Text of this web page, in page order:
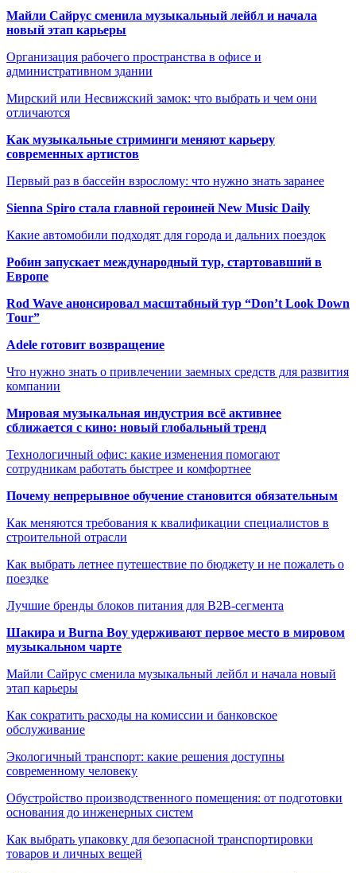
Майли Сайрус сменила музыкальный лейбл и начала
новый этап карьеры
Организация рабочего пространства в офисе и
административном здании
Мирский или Несвижский замок: что выбрать и чем они
отличаются
Как музыкальные стриминги меняют карьеру
современных артистов
Первый раз в бассейн взрослому: что нужно знать заранее
Sienna Spiro стала главной героиней New Music Daily
Какие автомобили подходят для города и дальних поездок
Робин запускает международный тур, стартовавший в
Европе
Rod Wave анонсировал масштабный тур “Don’t Look Down
Tour”
Adele готовит возвращение
Что нужно знать о привлечении заемных средств для развития
компании
Мировая музыкальная индустрия всё активнее
сближается с кино: новый глобальный тренд
Технологичный офис: какие изменения помогают
сотрудникам работать быстрее и комфортнее
Почему непрерывное обучение становится обязательным
Как меняются требования к квалификации специалистов в
строительной отрасли
Как выбрать летнее путешествие по бюджету и не пожалеть о
поездке
Лучшие бренды блоков питания для B2B-сегмента
Шакира и Burna Boy удерживают первое место в мировом
музыкальном чарте
Майли Сайрус сменила музыкальный лейбл и начала новый
этап карьеры
Как сократить расходы на комиссии и банковское
обслуживание
Экологичный транспорт: какие решения доступны
современному человеку
Обустройство производственного помещения: от подготовки
основания до инженерных систем
Как выбрать упаковку для безопасной транспортировки
товаров и личных вещей